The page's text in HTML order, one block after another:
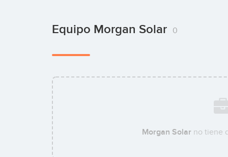
Equipo Morgan Solar 0
Morgan Solar no tiene